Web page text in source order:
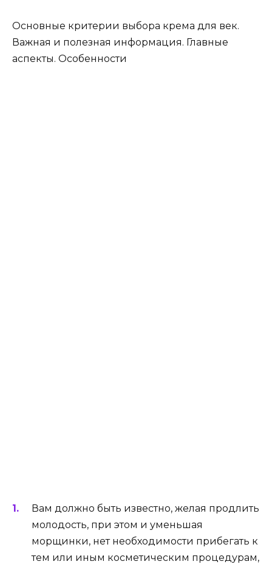
Основные критерии выбора крема для век.
Важная и полезная информация. Главные
аспекты. Особенности
Вам должно быть известно, желая продлить
молодость, при этом и уменьшая
морщинки, нет необходимости прибегать к
тем или иным косметическим процедурам,